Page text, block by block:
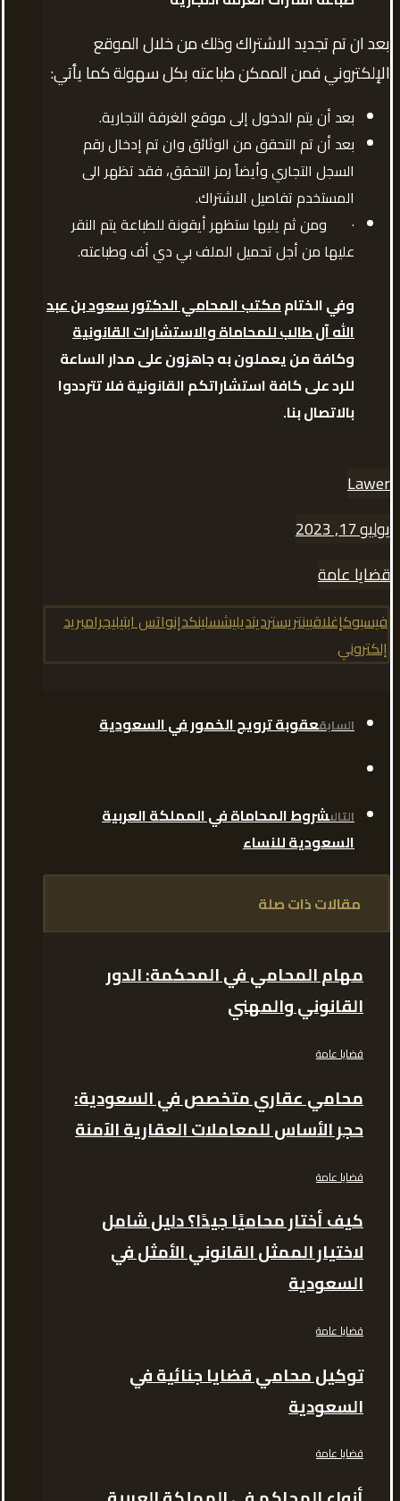
بعد ان تم تجديد الاشتراك وذلك من خلال الموقع
الإلكتروني فمن الممكن طباعته بكل سهولة كما يأتي:
بعد أن يتم الدخول إلى موقع الغرفة التجارية.
بعد أن تم التحقق من الوثائق وان تم إدخال رقم
السجل التجاري وأيضاً رمز التحقق، فقد تظهر الى
المستخدم تفاصيل الاشتراك.
· ومن ثم يليها ستظهر أيقونة للطباعة يتم النقر
عليها من أجل تحميل الملف بي دي أف وطباعته.
وفي الختاممكتب المحامي الدكتور سعود بن عبد
الله آل طالب للمحاماة والاستشارات القانونية
وكافة من يعملون به جاهزون على مدار الساعة
للرد على كافة استشاراتكم القانونية فلا تترددوا
بالاتصال بنا.
Lawer
يوليو 17, 2023
قضايا عامة
فيسبوكإغلاقبينتريسترديتديليشسلينكدإنواتس ابتيليجرامبريد
إلكتروني
السابقعقوبة ترويج الخمور في السعودية
التالىشروط المحاماة في المملكة العربية
السعودية للنساء
مقالات ذات صلة
مهام المحامي في المحكمة: الدور
القانوني والمهني
قضايا عامة
محامي عقاري متخصص في السعودية:
حجر الأساس للمعاملات العقارية الآمنة
قضايا عامة
كيف أختار محاميًا جيدًا؟ دليل شامل
لاختيار الممثل القانوني الأمثل في
السعودية
قضايا عامة
توكيل محامي قضايا جنائية في
السعودية
قضايا عامة